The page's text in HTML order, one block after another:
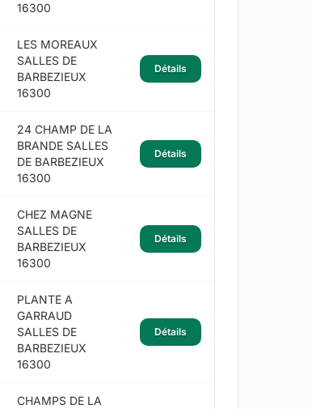
16300
LES MOREAUX
SALLES DE
BARBEZIEUX
16300
Détails
24 CHAMP DE LA
BRANDE SALLES
DE BARBEZIEUX
16300
Détails
CHEZ MAGNE
SALLES DE
BARBEZIEUX
16300
Détails
PLANTE A
GARRAUD
SALLES DE
BARBEZIEUX
16300
Détails
CHAMPS DE LA